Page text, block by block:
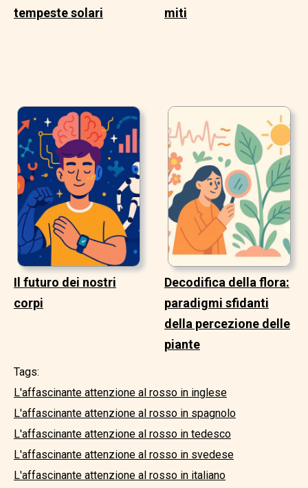
tempeste solari miti
Il futuro dei nostri
corpi
Decodifica della flora:
paradigmi sfidanti
della percezione delle
piante
Tags:
L'affascinante attenzione al rosso in inglese
L'affascinante attenzione al rosso in spagnolo
L'affascinante attenzione al rosso in tedesco
L'affascinante attenzione al rosso in svedese
L'affascinante attenzione al rosso in italiano